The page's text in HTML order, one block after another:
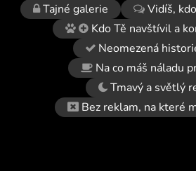
Tajné galerie
Vidíš,
Kdo Tě navštívil a
Neomezená
Na co máš náladu
Tmavý a světlý
Bez reklam, na které